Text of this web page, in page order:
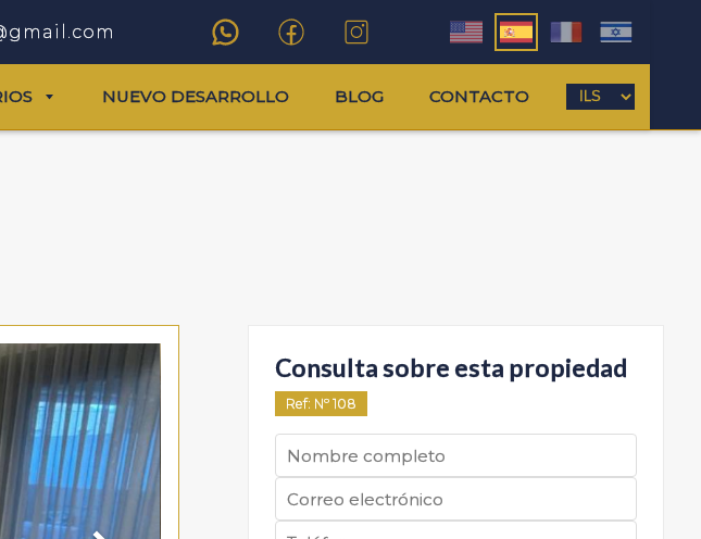
NUEVO DESARROLLO BLOG CONTACTO
Consulta sobre esta propiedad
Ref: Nº 108